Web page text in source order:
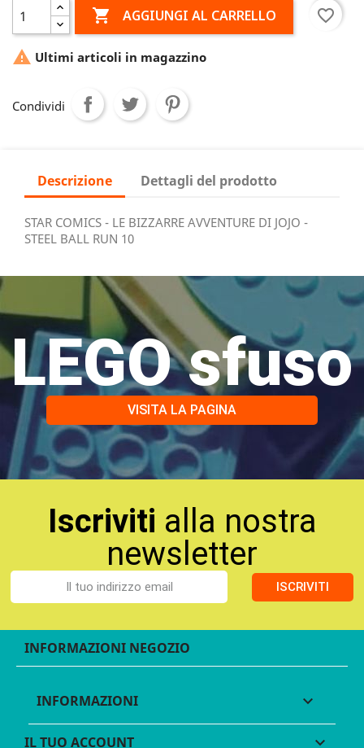
 AGGIUNGI AL CARRELLO favorite_border
 Ultimi articoli in magazzino
Condividi
Descrizione Dettagli del prodotto
STAR COMICS - LE BIZZARRE AVVENTURE DI JOJO -
STEEL BALL RUN 10
LEGO sfuso
VISITA LA PAGINA
Iscriviti alla nostra
newsletter
ISCRIVITI
INFORMAZIONI NEGOZIO
INFORMAZIONI 
IL TUO ACCOUNT 